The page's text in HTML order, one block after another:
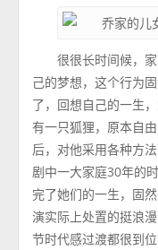
很很长时间候，
己的梦想，这个行为
了，回想自己的一生
有一只狐狸，原本自
后，对他采用各种方法
剧中一大家庭30年的
完了她们的一生，固
演实际上处置的挺浪
节时代感过渡都很到